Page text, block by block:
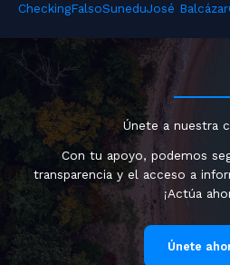
CheckingFalsoSuneduJosé Balcázar
Únete a nuestra
Con tu apoyo, podemos
transparencia y el acceso a
¡Actúa
Únete